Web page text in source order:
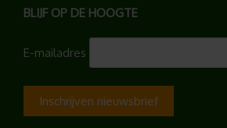
BLIJF OP DE HOOGTE
E-mailadres